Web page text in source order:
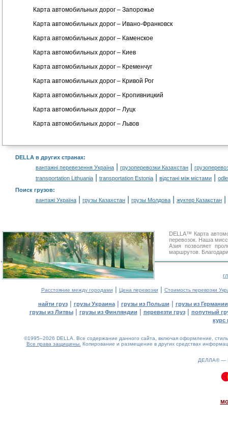
Карта автомобильных дорог – Запорожье
Карта автомобильных дорог – Ивано-Франковск
Карта автомобильных дорог – Каменское
Карта автомобильных дорог – Киев
Карта автомобильных дорог – Кременчуг
Карта автомобильных дорог – Кривой Рог
Карта автомобильных дорог – Кропивницкий
Карта автомобильных дорог – Луцк
Карта автомобильных дорог – Львов
DELLA в других странах:
вантажні перевезення Україна
грузоперевозки Казахстан
transportation Lithuania
transportation Estonia відстані між містами
Поиск грузов:
вантажі Україна
грузы Казахстан грузы Молдова жүктер Қазақстан
DELLA™ Карта
перевозок. Наша
Азия позволяет
маршрутов.
Расстояние между городами | Цена перевозки | Стоимость перевозки
найти груз| грузы Украина| грузы из Польши | грузы из Германии
грузы из Литвы| грузы из Финляндии | перевезти груз| попутный
курс
©1995–2026 DELLA. Все содержание данного сайта, включая оформление,
Все права защищены. Копирование и размещение в других средствах
ДЕЛЛА® —